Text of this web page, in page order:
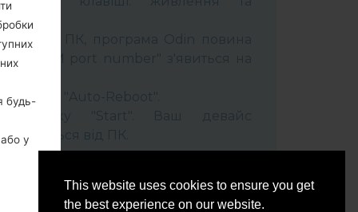
This website uses cookies to ensure you get
the best experience on our website.
до ПК, програма Odin повина
"COM port number" з'явиться на
час та "Auto-Reboot".
кнопку "Start". Ваш девайс
від ПК.
будь-
у